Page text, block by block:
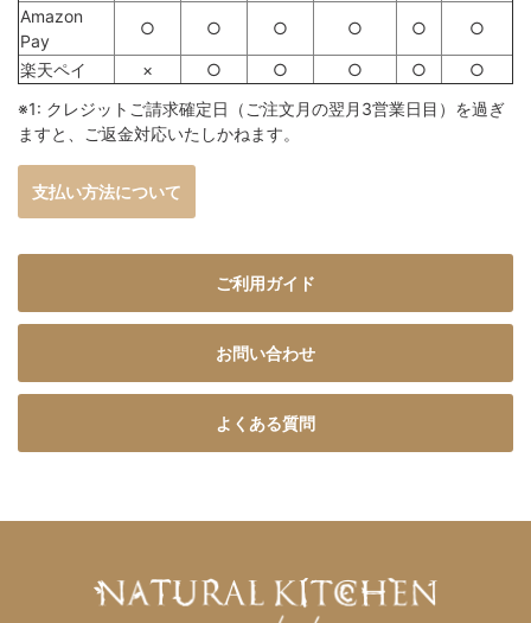
Amazon
Pay
○ ○ ○ ○ ○ ○
楽天ペイ × ○ ○ ○ ○
○
※1: クレジットご請求確定日（ご注文月の翌月3営業日目）を過ぎ
ますと、ご返金対応いたしかねます。
支払い方法について
ご利用ガイド
お問い合わせ
よくある質問